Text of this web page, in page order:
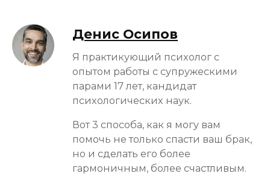
Денис Осипов
Я практикующий психолог с
опытом работы с супружескими
парами 17 лет, кандидат
психологических наук.
Вот 3 способа, как я могу вам
помочь не только спасти ваш брак,
но и сделать его более
гармоничным, более счастливым.